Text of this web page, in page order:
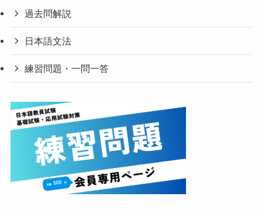
過去問解説
日本語文法
練習問題・一問一答